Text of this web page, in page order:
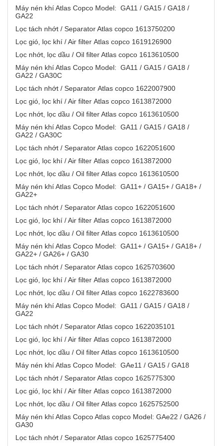
Máy nén khí Atlas Copco Model: GA11 / GA15 / GA18 /
GA22
Lọc tách nhớt / Separator Atlas copco 1613750200
Lọc gió, lọc khí / Air filter Atlas copco 1619126900
Lọc nhớt, lọc dầu / Oil filter Atlas copco 1613610500
Máy nén khí Atlas Copco Model: GA11 / GA15 / GA18 /
GA22 / GA30C
Lọc tách nhớt / Separator Atlas copco 1622007900
Lọc gió, lọc khí / Air filter Atlas copco 1613872000
Lọc nhớt, lọc dầu / Oil filter Atlas copco 1613610500
Máy nén khí Atlas Copco Model: GA11 / GA15 / GA18 /
GA22 / GA30C
Lọc tách nhớt / Separator Atlas copco 1622051600
Lọc gió, lọc khí / Air filter Atlas copco 1613872000
Lọc nhớt, lọc dầu / Oil filter Atlas copco 1613610500
Máy nén khí Atlas Copco Model: GA11+ / GA15+ / GA18+ /
GA22+
Lọc tách nhớt / Separator Atlas copco 1622051600
Lọc gió, lọc khí / Air filter Atlas copco 1613872000
Lọc nhớt, lọc dầu / Oil filter Atlas copco 1613610500
Máy nén khí Atlas Copco Model: GA11+ / GA15+ / GA18+ /
GA22+ / GA26+ / GA30
Lọc tách nhớt / Separator Atlas copco 1625703600
Lọc gió, lọc khí / Air filter Atlas copco 1613872000
Lọc nhớt, lọc dầu / Oil filter Atlas copco 1622783600
Máy nén khí Atlas Copco Model: GA11 / GA15 / GA18 /
GA22
Lọc tách nhớt / Separator Atlas copco 1622035101
Lọc gió, lọc khí / Air filter Atlas copco 1613872000
Lọc nhớt, lọc dầu / Oil filter Atlas copco 1613610500
Máy nén khí Atlas Copco Model: GAe11 / GA15 / GA18
Lọc tách nhớt / Separator Atlas copco 1625775300
Lọc gió, lọc khí / Air filter Atlas copco 1613872000
Lọc nhớt, lọc dầu / Oil filter Atlas copco 1625752500
Máy nén khí Atlas Copco Atlas copco Model: GAe22 / GA26 /
GA30
Lọc tách nhớt / Separator Atlas copco 1625775400